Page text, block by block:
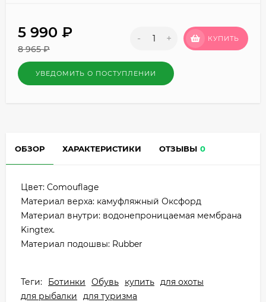
5 990 ₽
8 965₽
- + КУПИТЬ
УВЕДОМИТЬ О ПОСТУПЛЕНИИ
ОБЗОР ХАРАКТЕРИСТИКИ ОТЗЫВЫ 0
Цвет: Comouflage
Материал верха: камуфляжный Оксфорд
Материал внутри: водонепроницаемая мембрана
Kingtex.
Материал подошвы: Rubber
Теги: Ботинки Обувь купить для охоты
для рыбалки
для туризма